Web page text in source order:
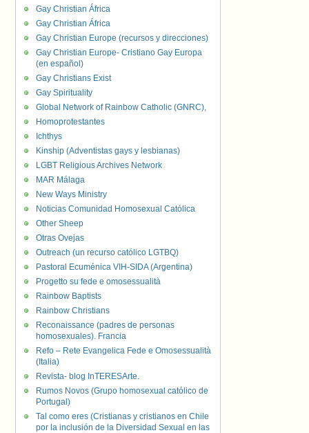
Gay Christian África
Gay Christian África
Gay Christian Europe (recursos y direcciones)
Gay Christian Europe- Cristiano Gay Europa
(en español)
Gay Christians Exist
Gay Spirituality
Global Network of Rainbow Catholic (GNRC),
Homoprotestantes
Ichthys
Kinship (Adventistas gays y lesbianas)
LGBT Religious Archives Network
MAR Málaga
New Ways Ministry
Noticias Comunidad Homosexual Católica
Other Sheep
Otras Ovejas
Outreach (un recurso católico LGTBQ)
Pastoral Ecuménica VIH-SIDA (Argentina)
Progetto su fede e omosessualità
Rainbow Baptists
Rainbow Christians
Reconaissance (padres de personas
homosexuales). Francia
Refo – Rete Evangelica Fede e Omosessualità
(Italia)
Revista- blog InTERESArte.
Rumos Novos (Grupo homosexual católico de
Portugal)
Tal como eres (Cristianas y cristianos en Chile
por la inclusión de la Diversidad Sexual en las